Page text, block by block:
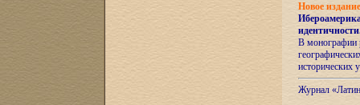
Новое
идентичности
В монографии
исторических
Журнал